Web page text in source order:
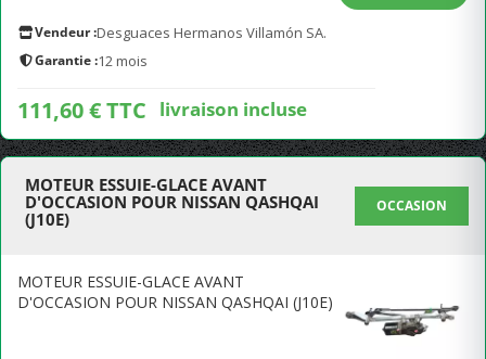
Vendeur :Desguaces Hermanos Villamón SA.
Garantie :12 mois
111,60 € TTC livraison incluse
MOTEUR ESSUIE-GLACE AVANT
D'OCCASION POUR NISSAN QASHQAI
(J10E)
OCCASION
MOTEUR ESSUIE-GLACE AVANT
D'OCCASION POUR NISSAN QASHQAI (J10E)